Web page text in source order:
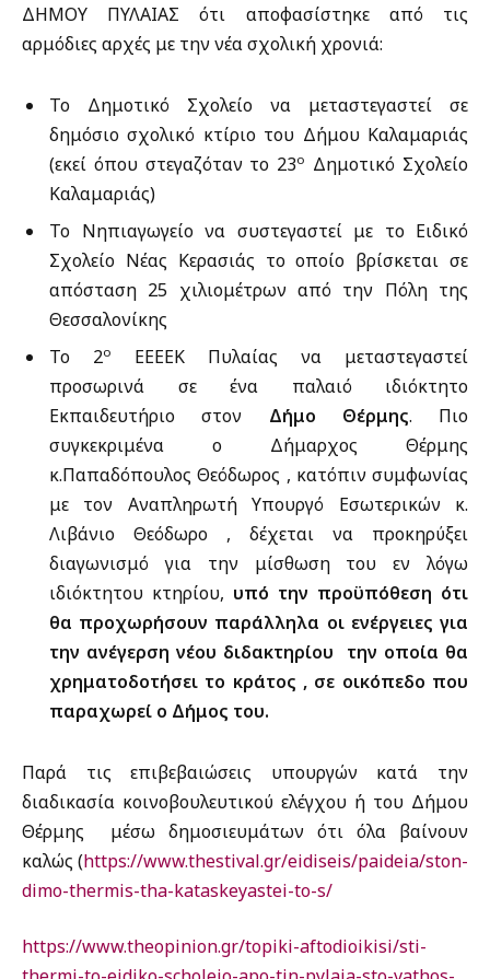
ΔΗΜΟΥ ΠΥΛΑΙΑΣ ότι αποφασίστηκε από τις
αρμόδιες αρχές με την νέα σχολική χρονιά:
Το Δημοτικό Σχολείο να μεταστεγαστεί σε
δημόσιο σχολικό κτίριο του Δήμου Καλαμαριάς
(εκεί όπου στεγαζόταν το 23ο Δημοτικό Σχολείο
Καλαμαριάς)
Το Νηπιαγωγείο να συστεγαστεί με το Ειδικό
Σχολείο Νέας Κερασιάς το οποίο βρίσκεται σε
απόσταση 25 χιλιομέτρων από την Πόλη της
Θεσσαλονίκης
Το 2ο
ΕΕΕΕΚ Πυλαίας να μεταστεγαστεί
προσωρινά σε ένα παλαιό ιδιόκτητο
Εκπαιδευτήριο στον
Δήμο Θέρμης. Πιο
συγκεκριμένα ο Δήμαρχος Θέρμης
κ.Παπαδόπουλος Θεόδωρος , κατόπιν συμφωνίας
με τον Αναπληρωτή Υπουργό Εσωτερικών κ.
Λιβάνιο Θεόδωρο , δέχεται να προκηρύξει
διαγωνισμό για την μίσθωση του εν λόγω
ιδιόκτητου κτηρίου, υπό την προϋπόθεση ότι
θα προχωρήσουν παράλληλα οι ενέργειες για
την ανέγερση νέου διδακτηρίου
την οποία θα
χρηματοδοτήσει το κράτος , σε οικόπεδο που
παραχωρεί ο Δήμος του.
Παρά τις επιβεβαιώσεις υπουργών κατά την
διαδικασία κοινοβουλευτικού ελέγχου ή του Δήμου
Θέρμης μέσω δημοσιευμάτων ότι όλα βαίνουν
καλώς (https://www.thestival.gr/eidiseis/paideia/ston-
dimo-thermis-tha-kataskeyastei-to-s/
https://www.theopinion.gr/topiki-aftodioikisi/sti-